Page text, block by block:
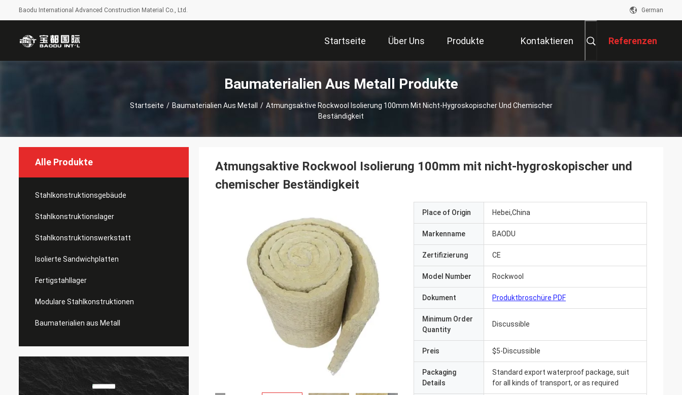
Baodu International Advanced Construction Material Co., Ltd. German
Startseite Über Uns Produkte Kontaktieren Referenzen
Baumaterialien Aus Metall Produkte
Startseite / Baumaterialien Aus Metall / Atmungsaktive Rockwool Isolierung 100mm Mit Nicht-Hygroskopischer Und Chemischer
Beständigkeit
Alle Produkte
Stahlkonstruktionsgebäude
Stahlkonstruktionslager
Stahlkonstruktionswerkstatt
Isolierte Sandwichplatten
Fertigstahllager
Modulare Stahlkonstruktionen
Baumaterialien aus Metall
Atmungsaktive Rockwool Isolierung 100mm mit nicht-hygroskopischer und
chemischer Beständigkeit
Place of Origin Hebei,China
Markenname BAODU
Zertifizierung CE
Model Number Rockwool
Dokument Produktbroschüre PDF
Minimum Order
Quantity
Discussible
Preis $5-Discussible
Packaging
Details
Standard export waterproof package, suit
for all kinds of transport, or as required